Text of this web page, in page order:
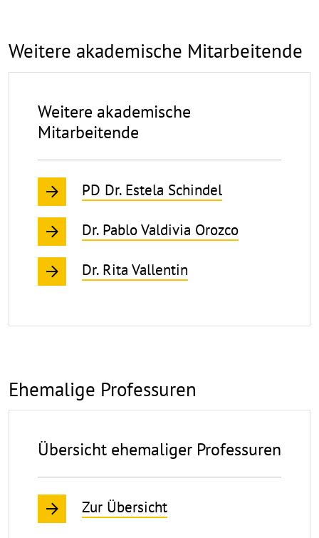
Weitere akademische Mitarbeitende
Weitere akademische
Mitarbeitende
PD Dr. Estela Schindel
Dr. Pablo Valdivia Orozco
Dr. Rita Vallentin
Ehemalige Professuren
Übersicht ehemaliger Professuren
Zur Übersicht